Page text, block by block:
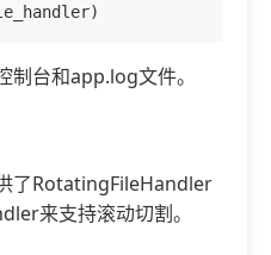
制台和app.log文件。
了RotatingFileHandler
来支持滚动切割。